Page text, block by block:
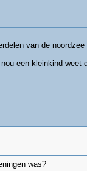
van de
een kleinkind
was?